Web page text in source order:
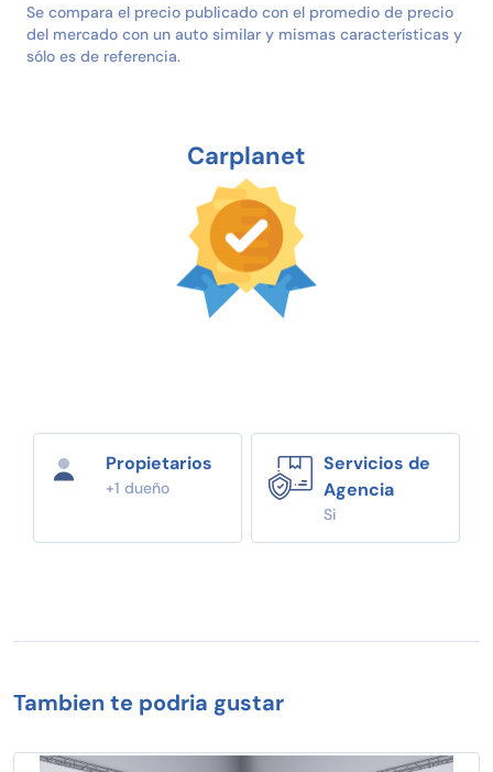
Se compara el precio publicado con el promedio de precio
del mercado con un auto similar y mismas características y
sólo es de referencia.
Carplanet
Propietarios
+1 dueño
Servicios de
Agencia
Si
Tambien te podria gustar